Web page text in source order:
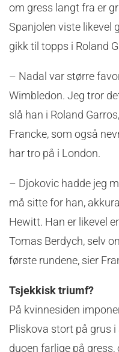
om gress langt fra er
Spanjolen viste likevel
gikk til topps i Roland
– Nadal var større
Wimbledon. Jeg tror
slå han i Roland
Francke, som også
har tro på i London.
– Djokovic hadde jeg
må sitte for han,
Hewitt. Han er likevel
Tomas Berdych, selv
første rundene, sier
Tsjekkisk triumf?
På kvinnesiden
Pliskova stort på grus
duoen farlige på